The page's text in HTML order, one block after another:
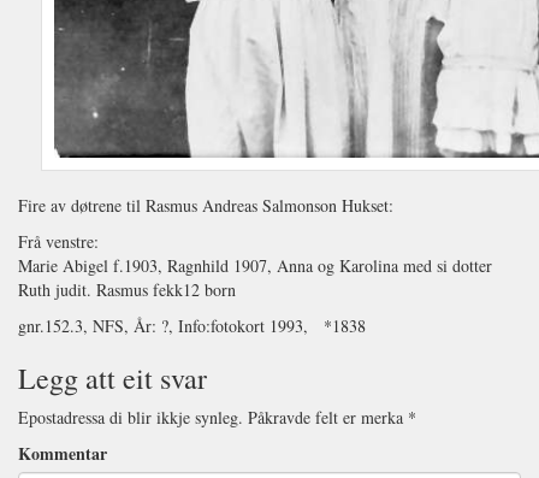
Fire av døtrene til Rasmus Andreas Salmonson Hukset:
Frå venstre:
Marie Abigel f.1903, Ragnhild 1907, Anna og Karolina med si dotter
Ruth judit. Rasmus fekk12 born
gnr.152.3, NFS, År: ?, Info:fotokort 1993, *1838
Legg att eit svar
Epostadressa di blir ikkje synleg. Påkravde felt er merka *
Kommentar